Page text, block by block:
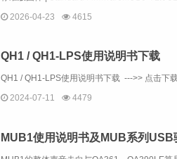
2026-04-23
4615
QH1 / QH1-LPS使用说明书下载
QH1 / QH1-LPS使用说明书下载 --->> 点击下
2024-07-11
4479
MUB1使用说明书及MUB系列USB